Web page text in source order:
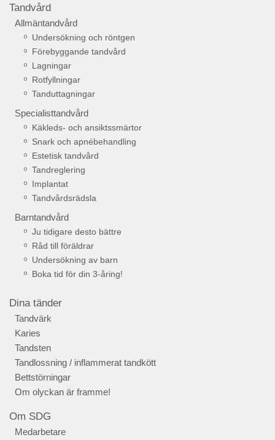
Tandvård
Allmäntandvård
Undersökning och röntgen
Förebyggande tandvård
Lagningar
Rotfyllningar
Tanduttagningar
Specialisttandvård
Käkleds- och ansiktssmärtor
Snark och apnébehandling
Estetisk tandvård
Tandreglering
Implantat
Tandvårdsrädsla
Barntandvård
Ju tidigare desto bättre
Råd till föräldrar
Undersökning av barn
Boka tid för din 3-åring!
Dina tänder
Tandvärk
Karies
Tandsten
Tandlossning / inflammerat tandkött
Bettstörningar
Om olyckan är framme!
Om SDG
Medarbetare